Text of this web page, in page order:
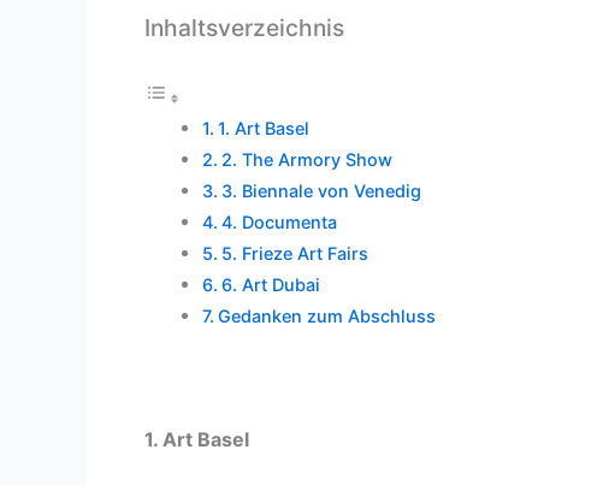
Inhaltsverzeichnis
1. Art Basel
2. The Armory Show
3. Biennale von Venedig
4. Documenta
5. Frieze Art Fairs
6. Art Dubai
Gedanken zum Abschluss
1. Art Basel